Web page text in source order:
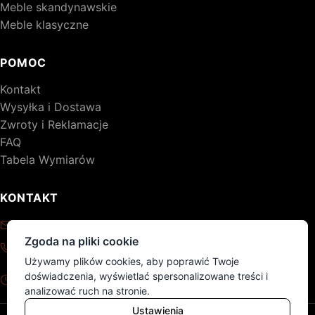
Meble skandynawskie
Meble klasyczne
POMOC
Kontakt
Wysyłka i Dostawa
Zwroty i Reklamacje
FAQ
Tabela Wymiarów
KONTAKT
kontakt@drewniane-meble.pl
+48 795 776 620
Pon - Pt: 8:00 - 17:00
Sob - Nd: nieczynne
Zgoda na pliki cookie
Używamy plików cookies, aby poprawić Twoje
doświadczenia, wyświetlać spersonalizowane treści i
analizować ruch na stronie.
Ustawienia